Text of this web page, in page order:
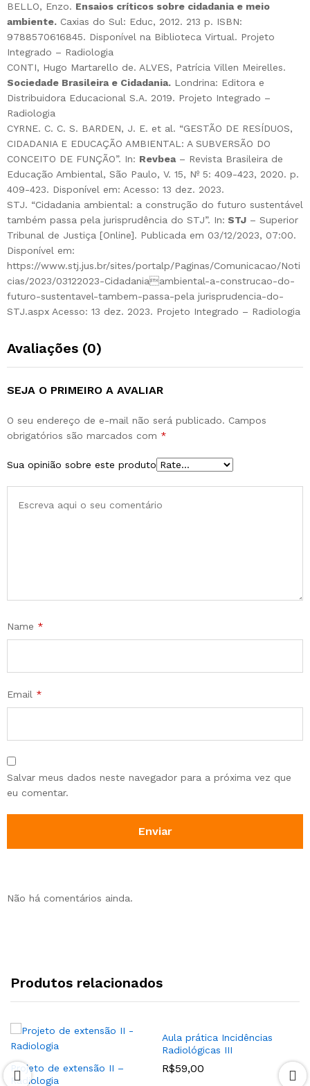
BELLO, Enzo. Ensaios críticos sobre cidadania e meio
ambiente. Caxias do Sul: Educ, 2012. 213 p. ISBN:
9788570616845. Disponível na Biblioteca Virtual. Projeto
Integrado – Radiologia
CONTI, Hugo Martarello de. ALVES, Patrícia Villen Meirelles.
Sociedade Brasileira e Cidadania. Londrina: Editora e
Distribuidora Educacional S.A. 2019. Projeto Integrado –
Radiologia
CYRNE. C. C. S. BARDEN, J. E. et al. “GESTÃO DE RESÍDUOS,
CIDADANIA E EDUCAÇÃO AMBIENTAL: A SUBVERSÃO DO
CONCEITO DE FUNÇÃO”. In: Revbea– Revista Brasileira de
Educação Ambiental, São Paulo, V. 15, Nº 5: 409-423, 2020. p.
409-423. Disponível em: Acesso: 13 dez. 2023.
STJ. “Cidadania ambiental: a construção do futuro sustentável
também passa pela jurisprudência do STJ”. In: STJ – Superior
Tribunal de Justiça [Online]. Publicada em 03/12/2023, 07:00.
Disponível em:
https://www.stj.jus.br/sites/portalp/Paginas/Comunicacao/Noti
cias/2023/03122023-Cidadaniaambiental-a-construcao-do-
futuro-sustentavel-tambem-passa-pela jurisprudencia-do-
STJ.aspx Acesso: 13 dez. 2023. Projeto Integrado – Radiologia
Avaliações (0)
SEJA O PRIMEIRO A AVALIAR
O seu endereço de e-mail não será publicado. Campos
obrigatórios são marcados com *
Sua opinião sobre este produto
Name *
Email *
Salvar meus dados neste navegador para a próxima vez que
eu comentar.
Não há comentários ainda.
Produtos relacionados
Projeto de extensão II –
Radiologia
Aula prática Incidências
Radiológicas III
R$59,00